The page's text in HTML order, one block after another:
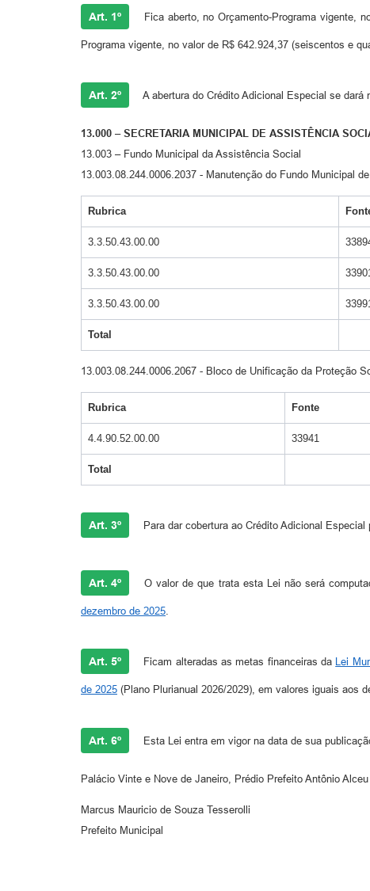
Art. 1º Fica aberto, no Orçamento-Programa vigente,
Programa vigente, no valor de R$ 642.924,37 (seiscentos e
Art. 2º A abertura do Crédito Adicional Especial se
13.000 – SECRETARIA MUNICIPAL DE ASSISTÊNCIA
13.003 – Fundo Municipal da Assistência Social
13.003.08.244.0006.2037 - Manutenção do Fundo Municipal
Rubrica
3.3.50.43.00.00
3.3.50.43.00.00
3.3.50.43.00.00
Total
13.003.08.244.0006.2067 - Bloco de Unificação da Proteção
Rubrica Fonte
4.4.90.52.00.00 33941
Total
Art. 3º Para dar cobertura ao Crédito Adicional
Art. 4º O valor de que trata esta Lei não será
dezembro de 2025.
Art. 5º Ficam alteradas as metas financeiras da Lei
de 2025 (Plano Plurianual 2026/2029), em valores iguais aos
Art. 6º Esta Lei entra em vigor na data de sua
Palácio Vinte e Nove de Janeiro, Prédio Prefeito Antônio
Marcus Mauricio de Souza Tesserolli
Prefeito Municipal